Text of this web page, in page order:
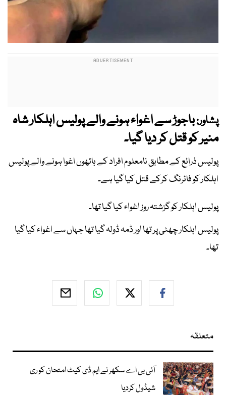
پشاور:باجوڑ سے اغواء ہونے والے پولیس اہلکار شاہ
منیر کو قتل کر دیا گیا۔
پولیس ذرائع کے مطابق نامعلوم افراد کے ہاتھوں اغوا ہونے والے پولیس
اہلکار کو فائرنگ کرکے قتل کیا گیا ہے۔
پولیس اہلکار کو گزشتہ روز اغواء کیا گیا تھا۔
پولیس اہلکار چھٹی پر تھا اور ڈمہ ڈولہ گیا تھا جہاں سے اغواء کیا گیا
تھا۔
متعلقہ
آئی بی اے سکھر نے ایم ڈی کیٹ امتحان کو ری
شیڈول کردیا